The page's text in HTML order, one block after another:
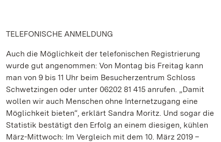
TELEFONISCHE ANMELDUNG
Auch die Möglichkeit der telefonischen Registrierung
wurde gut angenommen: Von Montag bis Freitag kann
man von 9 bis 11 Uhr beim Besucherzentrum Schloss
Schwetzingen oder unter 06202 81 415 anrufen. „Damit
wollen wir auch Menschen ohne Internetzugang eine
Möglichkeit bieten“, erklärt Sandra Moritz. Und sogar die
Statistik bestätigt den Erfolg an einem diesigen, kühlen
März-Mittwoch: Im Vergleich mit dem 10. März 2019 –